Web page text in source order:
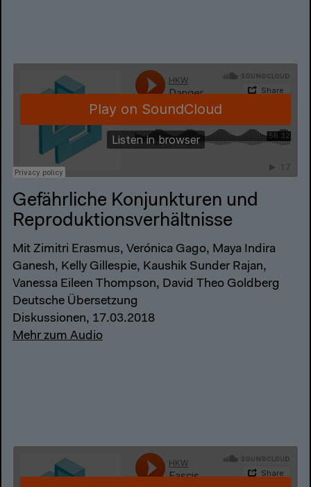
Gefährliche Konjunkturen und
Reproduktionsverhältnisse
Mit Zimitri Erasmus, Verónica Gago, Maya Indira
Ganesh, Kelly Gillespie, Kaushik Sunder Rajan,
Vanessa Eileen Thompson, David Theo Goldberg
Deutsche Übersetzung
Diskussionen, 17.03.2018
Mehr zum Audio